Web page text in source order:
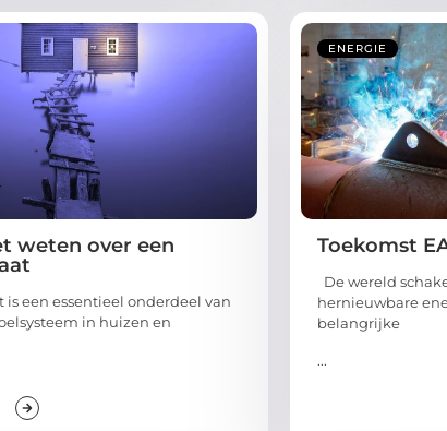
weten over een
een essentieel onderdeel van
in huizen en
ENERGIE
Toekomst
De wereld
hernieuwbare
belangrijke
...